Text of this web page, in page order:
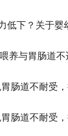
肠道不耐受
肠道不耐受